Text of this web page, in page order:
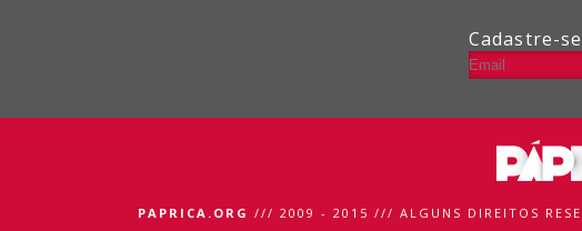
Cadastre-
PAPRICA.ORG /// 2009 - 2015 /// ALGUNS DIREITOS